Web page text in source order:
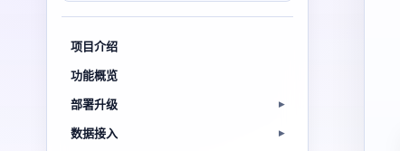
项目介绍
功能概览
部署升级
数据接入